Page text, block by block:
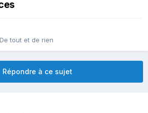
De tout et de rien
Répondre à ce sujet